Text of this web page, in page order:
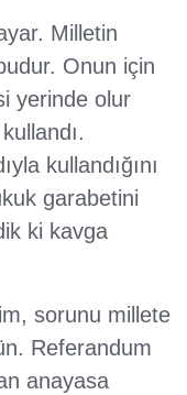
Milletin
Onun için
yerinde olur
kullandığını
garabetini
ki kavga
sorunu millete
Referandum
anayasa